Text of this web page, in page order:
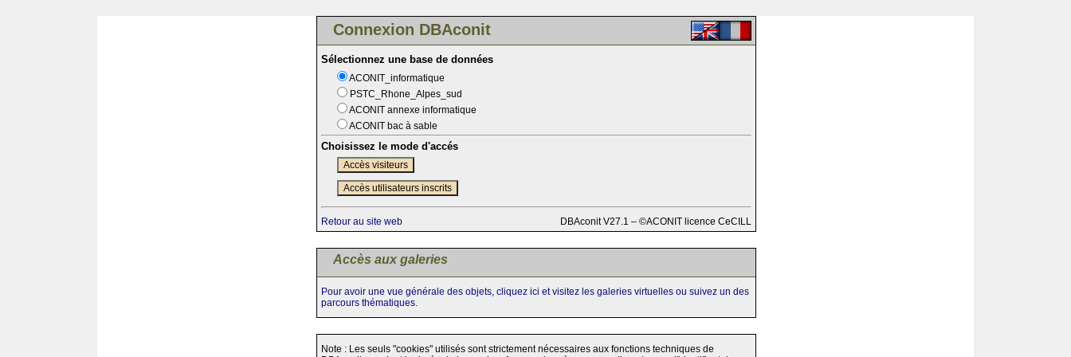
Connexion DBAconit
Sélectionnez une base de données
ACONIT_informatique
PSTC_Rhone_Alpes_sud
ACONIT annexe informatique
ACONIT bac à sable
Choisissez le mode d'accés
Accès visiteurs
Accès utilisateurs inscrits
Retour au site web DBAconit V27.1 – ©ACONIT licence CeCILL
Accès aux galeries
Pour avoir une vue générale des objets, cliquez ici et visitez les galeries virtuelles ou suivez un des
parcours thématiques.
Note : Les seuls "cookies" utilisés sont strictement nécessaires aux fonctions techniques de